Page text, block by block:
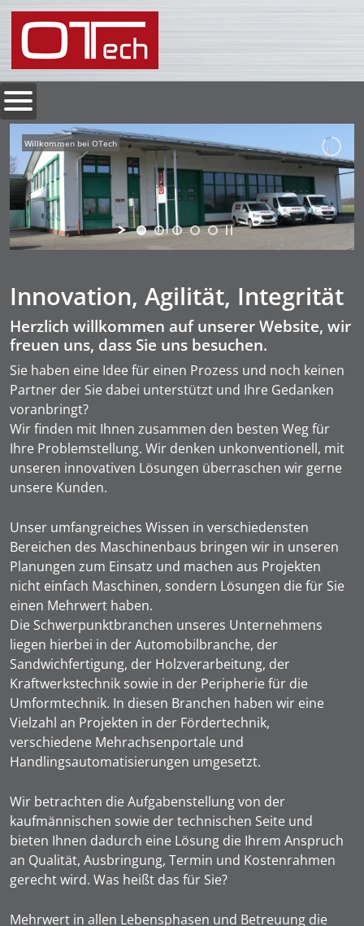
Willkommen bei OTech
Innovation, Agilität, Integrität
Herzlich willkommen auf unserer Website, wir
freuen uns, dass Sie uns besuchen.
Sie haben eine Idee für einen Prozess und noch keinen
Partner der Sie dabei unterstützt und Ihre Gedanken
voranbringt?
Wir finden mit Ihnen zusammen den besten Weg für
Ihre Problemstellung. Wir denken unkonventionell, mit
unseren innovativen Lösungen überraschen wir gerne
unsere Kunden.
Unser umfangreiches Wissen in verschiedensten
Bereichen des Maschinenbaus bringen wir in unseren
Planungen zum Einsatz und machen aus Projekten
nicht einfach Maschinen, sondern Lösungen die für Sie
einen Mehrwert haben.
Die Schwerpunktbranchen unseres Unternehmens
liegen hierbei in der Automobilbranche, der
Sandwichfertigung, der Holzverarbeitung, der
Kraftwerkstechnik sowie in der Peripherie für die
Umformtechnik. In diesen Branchen haben wir eine
Vielzahl an Projekten in der Fördertechnik,
verschiedene Mehrachsenportale und
Handlingsautomatisierungen umgesetzt.
Wir betrachten die Aufgabenstellung von der
kaufmännischen sowie der technischen Seite und
bieten Ihnen dadurch eine Lösung die Ihrem Anspruch
an Qualität, Ausbringung, Termin und Kostenrahmen
gerecht wird. Was heißt das für Sie?
Mehrwert in allen Lebensphasen und Betreuung die